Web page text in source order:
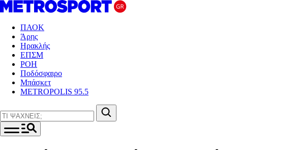
ΠΑΟΚ
Άρης
Ηρακλής
ΕΠΣΜ
ΡΟΗ
Ποδόσφαιρο
Μπάσκετ
METROPOLIS 95.5